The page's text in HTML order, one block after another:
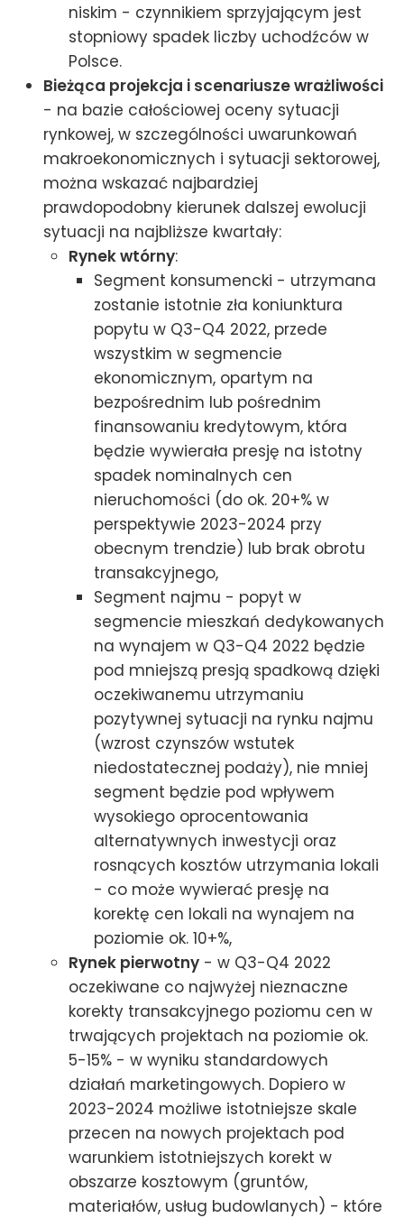
niskim - czynnikiem sprzyjającym jest
stopniowy spadek liczby uchodźców w
Polsce.
Bieżąca projekcja i scenariusze wrażliwości
- na bazie całościowej oceny sytuacji
rynkowej, w szczególności uwarunkowań
makroekonomicznych i sytuacji sektorowej,
można wskazać najbardziej
prawdopodobny kierunek dalszej ewolucji
sytuacji na najbliższe kwartały:
Rynek wtórny:
Segment konsumencki - utrzymana
zostanie istotnie zła koniunktura
popytu w Q3-Q4 2022, przede
wszystkim w segmencie
ekonomicznym, opartym na
bezpośrednim lub pośrednim
finansowaniu kredytowym, która
będzie wywierała presję na istotny
spadek nominalnych cen
nieruchomości (do ok. 20+% w
perspektywie 2023-2024 przy
obecnym trendzie) lub brak obrotu
transakcyjnego,
Segment najmu - popyt w
segmencie mieszkań dedykowanych
na wynajem w Q3-Q4 2022 będzie
pod mniejszą presją spadkową dzięki
oczekiwanemu utrzymaniu
pozytywnej sytuacji na rynku najmu
(wzrost czynszów wstutek
niedostatecznej podaży), nie mniej
segment będzie pod wpływem
wysokiego oprocentowania
alternatywnych inwestycji oraz
rosnących kosztów utrzymania lokali
- co może wywierać presję na
korektę cen lokali na wynajem na
poziomie ok. 10+%,
Rynek pierwotny - w Q3-Q4 2022
oczekiwane co najwyżej nieznaczne
korekty transakcyjnego poziomu cen w
trwających projektach na poziomie ok.
5-15% - w wyniku standardowych
działań marketingowych. Dopiero w
2023-2024 możliwe istotniejsze skale
przecen na nowych projektach pod
warunkiem istotniejszych korekt w
obszarze kosztowym (gruntów,
materiałów, usług budowlanych) - które